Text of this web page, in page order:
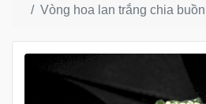
Vòng hoa lan trắng chia